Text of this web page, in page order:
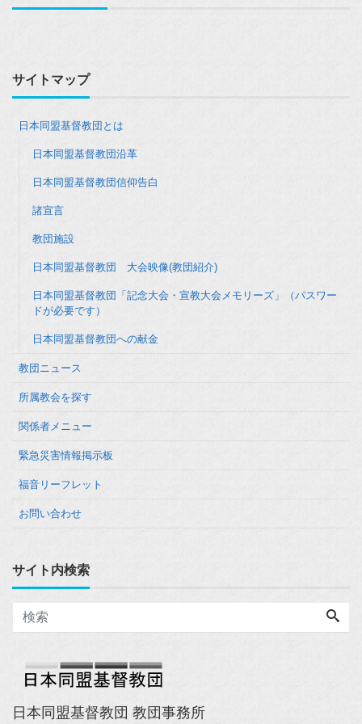
サイトマップ
日本同盟基督教団とは
日本同盟基督教団沿革
日本同盟基督教団信仰告白
諸宣言
教団施設
日本同盟基督教団 大会映像(教団紹介)
日本同盟基督教団「記念大会・宣教大会メモリーズ」（パスワー
ドが必要です）
日本同盟基督教団への献金
教団ニュース
所属教会を探す
関係者メニュー
緊急災害情報掲示板
福音リーフレット
お問い合わせ
サイト内検索
日本同盟基督教団 教団事務所